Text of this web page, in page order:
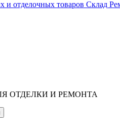
ОТДЕЛКИ И РЕМОНТА